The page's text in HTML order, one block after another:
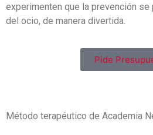
experimenten que la prevención
del ocio, de manera divertida.
Pide
Método terapéutico de Academia